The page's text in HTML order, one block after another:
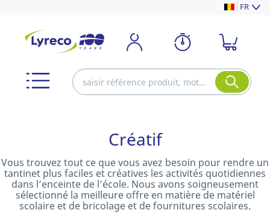
FR
Créatif
Vous trouvez tout ce que vous avez besoin pour rendre un
tantinet plus faciles et créatives les activités quotidiennes
dans l’enceinte de l’école. Nous avons soigneusement
sélectionné la meilleure offre en matière de matériel
scolaire et de bricolage et de fournitures scolaires.